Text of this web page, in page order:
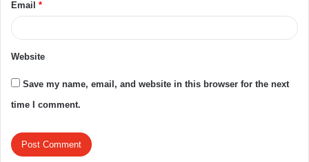
Email *
Website
Save my name, email, and website in this browser for the next
time I comment.